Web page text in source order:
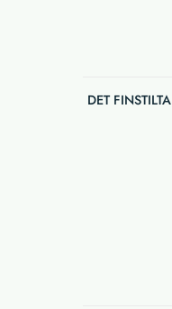
DET FINSTILTA